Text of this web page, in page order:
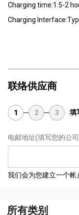
Charging time:1.5-2
Charging
联络供应商
1 2 3 填
电邮地址(填写您的公
我们会为您建立一个帐
所有类别